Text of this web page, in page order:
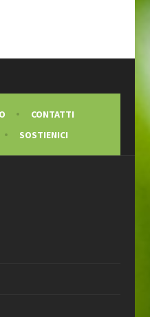
CONTATTI
SOSTIENICI